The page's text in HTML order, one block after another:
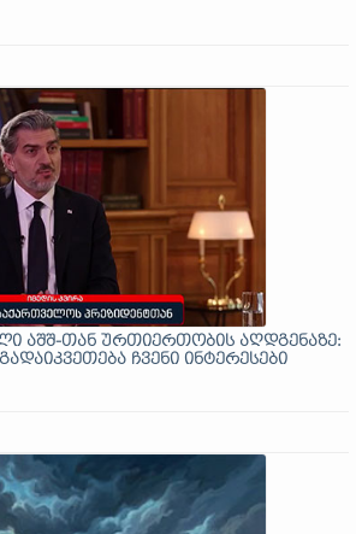
აშშ-თან ურთიერთობის აღდგენაზე:
ჩვენი ინტერესები